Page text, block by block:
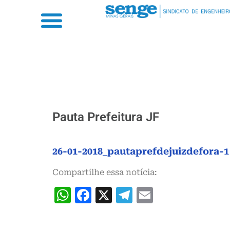
Pauta Prefeitura JF
26-01-2018_pautaprefdejuizdefora-1
Compartilhe essa notícia:
WhatsApp
Facebook
X Telegram